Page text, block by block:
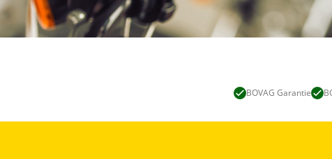
BOVAG Garantie